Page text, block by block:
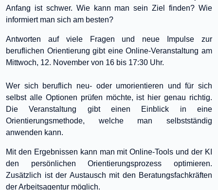
Anfang ist schwer. Wie kann man sein Ziel finden? Wie
informiert man sich am besten?
Antworten auf viele Fragen und neue Impulse zur
beruflichen Orientierung gibt eine Online-Veranstaltung am
Mittwoch, 12. November von 16 bis 17:30 Uhr.
Wer sich beruflich neu- oder umorientieren und für sich
selbst alle Optionen prüfen möchte, ist hier genau richtig.
Die Veranstaltung gibt einen Einblick in eine
Orientierungsmethode, welche man selbstständig
anwenden kann.
Mit den Ergebnissen kann man mit Online-Tools und der KI
den persönlichen Orientierungsprozess optimieren.
Zusätzlich ist der Austausch mit den Beratungsfachkräften
der Arbeitsagentur möglich.